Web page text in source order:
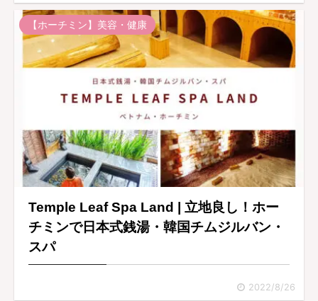
【ホーチミン】美容・健康
Temple Leaf Spa Land | 立地良し！ホー
チミンで日本式銭湯・韓国チムジルバン・
スパ
2022/8/26